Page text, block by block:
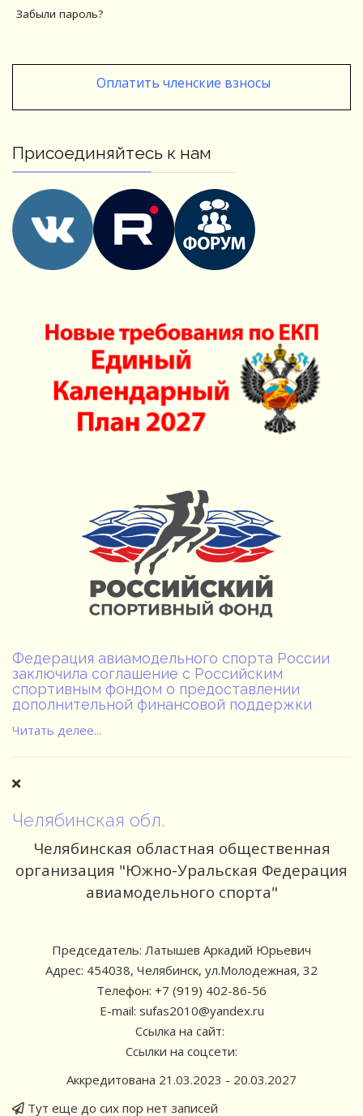
Забыли пароль?
Оплатить членские взносы
Присоединяйтесь к нам
Федерация авиамодельного спорта России
заключила соглашение с Российским
спортивным фондом о предоставлении
дополнительной финансовой поддержки
Читать делее...
Челябинская обл.
Челябинская областная общественная
организация "Южно-Уральская Федерация
авиамодельного спорта"
Председатель: Латышев Аркадий Юрьевич
Адрес: 454038, Челябинск, ул.Молодежная, 32
Телефон: +7 (919) 402-86-56
E-mail: sufas2010@yandex.ru
Ссылка на сайт:
Ссылки на соцсети:
Аккредитована 21.03.2023 - 20.03.2027
Тут еще до сих пор нет записей